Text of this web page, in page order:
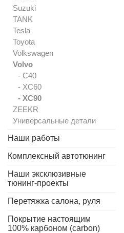
Suzuki
TANK
Tesla
Toyota
Volkswagen
Volvo
- C40
- XC60
- XC90
ZEEKR
Универсальные детали
Наши работы
Комплексный автотюнинг
Наши эксклюзивные
тюнинг-проекты
Перетяжка салона, руля
Покрытие настоящим
100% карбоном (carbon)